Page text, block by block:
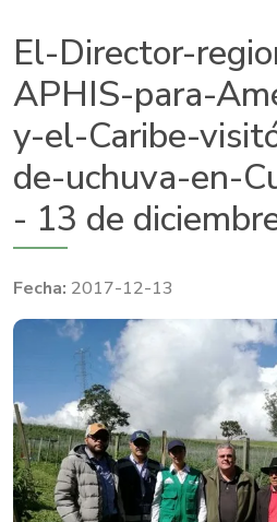
El-Director-
APHIS-para-
y-el-Caribe-
de-uchuva-en-
- 13 de
2017-12-13